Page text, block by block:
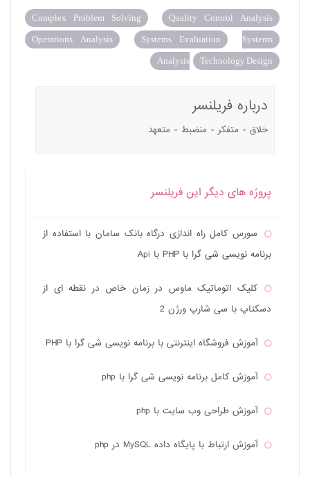
Complex Problem Solving
Quality Control Analysis
Operations Analysis
Systems Evaluation
Systems
Analysis Technology Design
درباره فریلنسر
خلاق - متفکر - منضبط - متعهد
پروژه های دیگر این فریلنسر
سورس کامل راه اندازی درگاه بانک سامان با استفاده از
برنامه نویسی شی گرا با PHP با Api
کلیک اتوماتیک ماوس در زمان خاص در نقطه ای از
دسکتاپ با سی شارپ ورژن 2
آموزش فروشگاه اینترنتی با برنامه نویسی شی گرا با PHP
آموزش کامل برنامه نویسی شی گرا با php
آموزش طراحی وب سایت با php
آموزش ارتباط با پایگاه داده MySQL در php